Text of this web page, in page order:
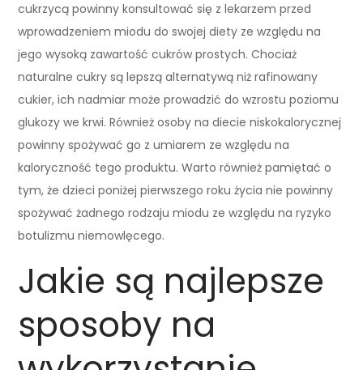
cukrzycą powinny konsultować się z lekarzem przed
wprowadzeniem miodu do swojej diety ze względu na
jego wysoką zawartość cukrów prostych. Chociaż
naturalne cukry są lepszą alternatywą niż rafinowany
cukier, ich nadmiar może prowadzić do wzrostu poziomu
glukozy we krwi. Również osoby na diecie niskokalorycznej
powinny spożywać go z umiarem ze względu na
kaloryczność tego produktu. Warto również pamiętać o
tym, że dzieci poniżej pierwszego roku życia nie powinny
spożywać żadnego rodzaju miodu ze względu na ryzyko
botulizmu niemowlęcego.
Jakie są najlepsze
sposoby na